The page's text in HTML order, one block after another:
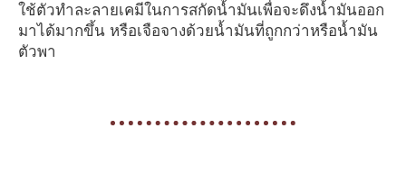
ใช้ตัวทำละลายเคมีในการสกัดน้ำมันเพื่อจะดึงน้ำมันออก
มาได้มากขึ้น หรือเจือจางด้วยน้ำมันที่ถูกกว่าหรือน้ำมัน
ตัวพา